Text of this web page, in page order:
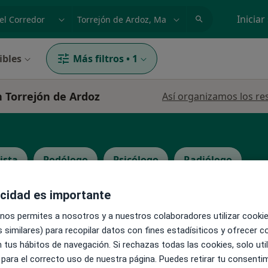
enfermedad o nombre
p. ej. Madrid Iniciar
Más filtros • 1
Torrejón de Ardoz Así organizamos los
Podólogo Psicólogo Radiólogo
Pedir una cita
es importante
permites a nosotros y a nuestros colaboradores utilizar
similares) para recopilar datos con fines estadísiticos y ofrecer
tus hábitos de navegación. Si rechazas todas las cookies, solo
el correcto uso de nuestra página. Puedes retirar tu